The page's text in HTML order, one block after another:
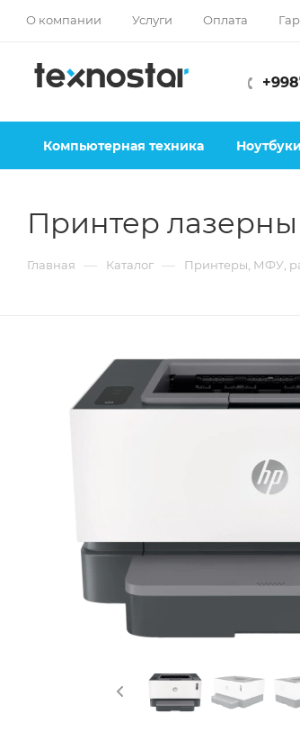
О компании Услуги Оплата
Компьютерная техника
Принтер
Главная — Каталог — Принтеры, МФУ,